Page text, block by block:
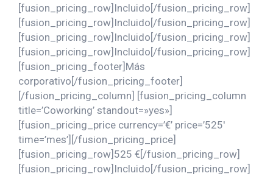
[fusion_pricing_row]Incluido[/fusion_pricing_row]
[fusion_pricing_row]Incluido[/fusion_pricing_row]
[fusion_pricing_row]Incluido[/fusion_pricing_row]
[fusion_pricing_row]Incluido[/fusion_pricing_row]
[fusion_pricing_footer]Más
corporativo[/fusion_pricing_footer]
[/fusion_pricing_column] [fusion_pricing_column
title=’Coworking’ standout=»yes»]
[fusion_pricing_price currency=’€’ price=’525′
time=’mes’][/fusion_pricing_price]
[fusion_pricing_row]525 €[/fusion_pricing_row]
[fusion_pricing_row]Incluido[/fusion_pricing_row]